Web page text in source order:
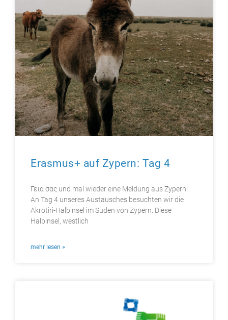
Erasmus+ auf Zypern: Tag 4​
Γεια σας und mal wieder eine Meldung aus Zypern!
An Tag 4 unseres Austausches besuchten wir die
Akrotiri-Halbinsel im Süden von Zypern. Diese
Halbinsel, westlich
mehr lesen »